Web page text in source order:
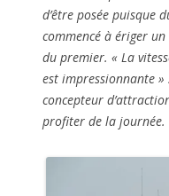
d’être posée puisque
commencé à ériger
du premier. « La
est impressionnante »
concepteur
profiter de la journée.